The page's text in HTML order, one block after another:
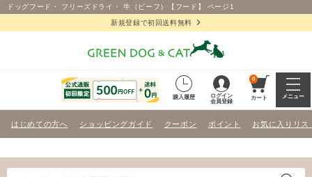
ドッグフード・ フリーズドライ・ 牛（ビーフ）【フード】 ページ1
新規登録で初回送料無料
購入履歴
ログイン
会員登録
0
カート メニュー
はじめての方へ ショッピングガイド クーポン ポイント お気に入りリス